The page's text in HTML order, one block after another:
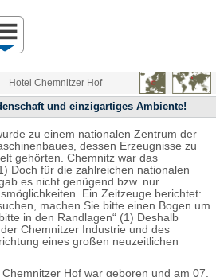
Hotel Chemnitzer Hof
und einzigartiges Ambiente!
zu einem nationalen Zentrum der
dessen Erzeugnisse zu
gehörten. Chemnitz war das
Doch für die zahlreichen nationalen
es nicht genügend bzw. nur
Ein Zeitzeuge berichtet:
machen Sie bitte einen Bogen um
in den Randlagen“ (1) Deshalb
Chemnitzer Industrie und des
eines großen neuzeitlichen
Hof war geboren und am 07.